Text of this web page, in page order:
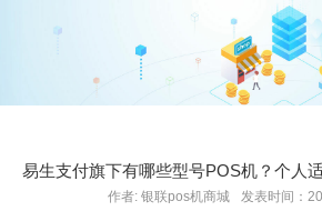
易生支付旗下有哪些型号POS机？个人
作者: 银联pos机商城 发表时间：